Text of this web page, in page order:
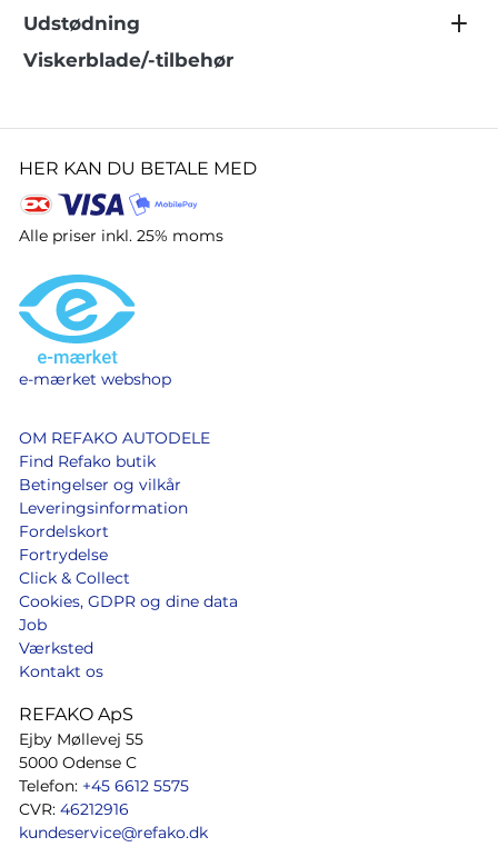
Udstødning
Viskerblade/-tilbehør
HER KAN DU BETALE MED
Alle priser inkl. 25% moms
e-mærket webshop
OM REFAKO AUTODELE
Find Refako butik
Betingelser og vilkår
Leveringsinformation
Fordelskort
Fortrydelse
Click & Collect
Cookies, GDPR og dine data
Job
Værksted
Kontakt os
REFAKO ApS
Ejby Møllevej 55
5000 Odense C
Telefon: +45 6612 5575
CVR: 46212916
kundeservice@refako.dk